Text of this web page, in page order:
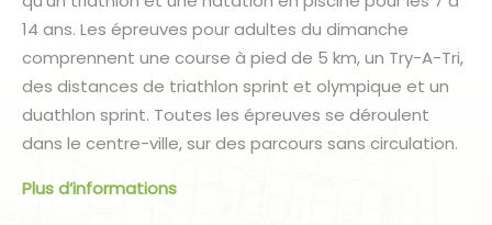
14 ans. Les épreuves pour adultes du dimanche
comprennent une course à pied de 5 km, un Try-A-Tri,
des distances de triathlon sprint et olympique et un
duathlon sprint. Toutes les épreuves se déroulent
dans le centre-ville, sur des parcours sans circulation.
Plus d’informations